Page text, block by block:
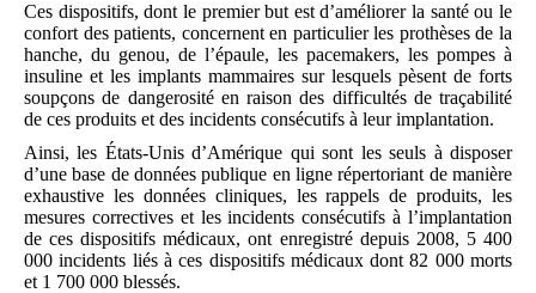
Ces dispositifs, dont le premier but est d’améliorer la santé ou le
confort des patients, concernent en particulier les prothèses de la
hanche, du genou, de l’épaule, les pacemakers, les pompes à
insuline et les implants mammaires sur lesquels pèsent de forts
soupçons de dangerosité en raison des difficultés de traçabilité
de ces produits et des incidents consécutifs à leur implantation.
Ainsi, les États-Unis d’Amérique qui sont les seuls à disposer
d’une base de données publique en ligne répertoriant de manière
exhaustive les données cliniques, les rappels de produits, les
mesures correctives et les incidents consécutifs à l’implantation
de ces dispositifs médicaux, ont enregistré depuis 2008, 5 400
000 incidents liés à ces dispositifs médicaux dont 82 000 morts
et 1 700 000 blessés.